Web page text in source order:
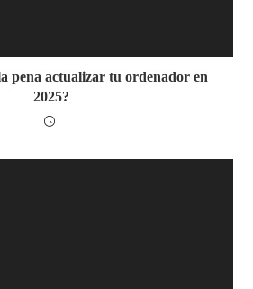
pena actualizar tu ordenador en
2025?